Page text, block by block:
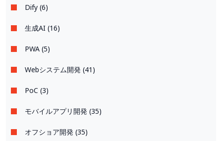
Dify (6)
生成AI (16)
PWA (5)
Webシステム開発 (41)
PoC (3)
モバイルアプリ開発 (35)
オフショア開発 (35)